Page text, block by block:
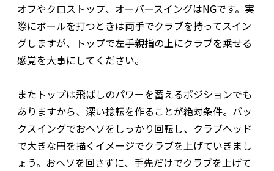
オフやクロストップ、オーバースイングはNGです。実
際にボールを打つときは両手でクラブを持ってスイン
グしますが、トップで左手親指の上にクラブを乗せる
感覚を大事にしてください。
またトップは飛ばしのパワーを蓄えるポジションでも
ありますから、深い捻転を作ることが絶対条件。バッ
クスイングでおヘソをしっかり回転し、クラブヘッド
で大きな円を描くイメージでクラブを上げていきまし
ょう。おヘソを回さずに、手先だけでクラブを上げて